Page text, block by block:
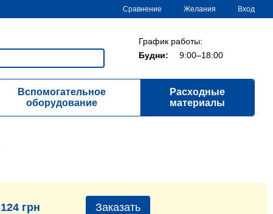
Сравнение Желания Вход
График работы:
Будни:
9:00–18:00
Вспомогательное
оборудование
Расходные
материалы
124 грн Заказать